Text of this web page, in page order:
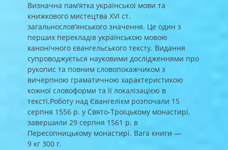
Визначна пам’ятка української мови та
книжкового мистецтва XVI ст.
загальнослов’янського значення. Це один з
перших перекладів українською мовою
канонічного євангельського тексту. Видання
супроводжується науковими дослідженнями про
рукопис та повним словопокажчиком з
вичерпною граматичною характеристикою
кожної словоформи та її локалізацією в
тексті.Роботу над Євангелієм розпочали 15
серпня 1556 р. у Свято-Троїцькому монастирі,
завершили 29 серпня 1561 р. в
Пересопницькому монастирі. Вага книги —
9 кг 300 г.